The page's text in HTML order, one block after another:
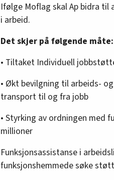
Deltakerne vil være
de har behov for
Programmet vil vare
besluttes om
Kilde: Arbeiderpartiet
Ifølge Moflag skal Ap bidra
i arbeid.
Det skjer på følgende måte:
• Tiltaket Individuell
• Økt bevilgning til arbeids-
transport til og fra jobb
• Styrking av ordningen med
millioner
Funksjonsassistanse i
funksjonshemmede søke